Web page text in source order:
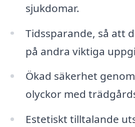
sjukdomar.
Tidssparande, så att
på andra viktiga
Ökad säkerhet
olyckor med
Estetiskt tilltalande